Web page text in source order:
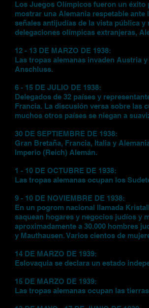
Los Juegos Olímpicos fueron un
mostrar una Alemania respetable
señales antijudías de la vista pública
delegaciones olímpicas extranjeras,
12 - 13 DE MARZO DE 1938:
Las tropas alemanas invaden Austria
Anschluss.
6 - 15 DE JULIO DE 1938:
Delegados de 32 países y
Francia. La discusión versa sobre las
muchos otros países se niegan a
30 DE SEPTIEMBRE DE 1938:
Gran Bretaña, Francia, Italia y
Imperio (Reich) Alemán.
1 - 10 DE OCTUBRE DE 1938:
Las tropas alemanas ocupan los
9 - 10 DE NOVIEMBRE DE 1938:
En un pogrom nacional llamada
saquean hogares y negocios judíos y
aproximadamente a 30.000 hombres
y Mauthausen. Varios cientos de
14 DE MARZO DE 1939:
Eslovaquia se declara un estado
15 DE MARZO DE 1939:
Las tropas alemanas ocupan las